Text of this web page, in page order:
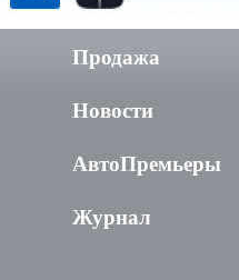
Продажа
Новости
АвтоПремьеры
Журнал